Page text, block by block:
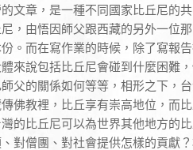
文章，是一種不同國家比丘尼的
，由悟因師父跟西藏的另外一位
。而在寫作業的時候，除了寫報
來說包括比丘尼會碰到什麼困難
父的關係如何等等，相形之下，
佛教裡，比丘享有崇高地位，而
的比丘尼可以為世界其他地方的
對僧團、對社會提供怎樣的貢獻